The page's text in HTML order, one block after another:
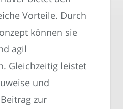
Vorteile. Durch
können sie
agil
Gleichzeitig leistet
und
zur